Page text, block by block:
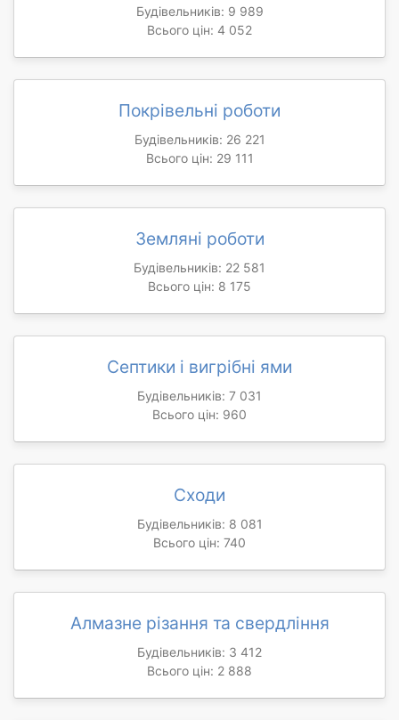
Будівельників: 9 989
Всього цін: 4 052
Покрівельні роботи
Будівельників: 26 221
Всього цін: 29 111
Земляні роботи
Будівельників: 22 581
Всього цін: 8 175
Септики і вигрібні ями
Будівельників: 7 031
Всього цін: 960
Сходи
Будівельників: 8 081
Всього цін: 740
Алмазне різання та свердління
Будівельників: 3 412
Всього цін: 2 888